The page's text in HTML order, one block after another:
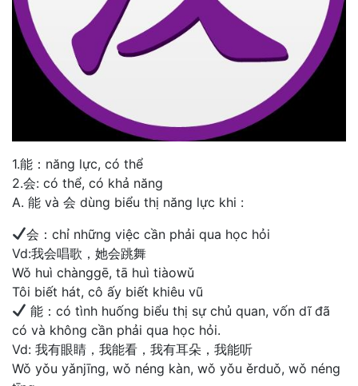
1.能：năng lực, có thể
2.会: có thể, có khả năng
A. 能 và 会 dùng biểu thị năng lực khi :
会：chỉ những việc cần phải qua học hỏi
Vd:我会唱歌，她会跳舞
Wǒ huì chànggē, tā huì tiàowǔ
Tôi biết hát, cô ấy biết khiêu vũ
能：có tình huống biểu thị sự chủ quan, vốn dĩ đã
có và không cần phải qua học hỏi.
Vd: 我有眼睛，我能看，我有耳朵，我能听
Wǒ yǒu yǎnjīng, wǒ néng kàn, wǒ yǒu ěrduǒ, wǒ néng